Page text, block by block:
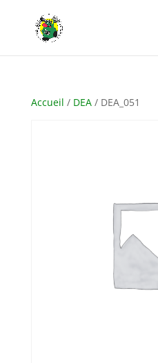
Accueil / DEA/ DEA_051